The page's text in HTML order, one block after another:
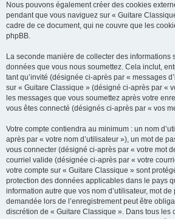
Nous pouvons également créer des cookies
pendant que vous naviguez sur « Guitare
cadre de ce document, qui ne couvre que les
phpBB.
La seconde manière de collecter des informations
données que vous nous soumettez. Cela inclut,
tant qu’invité (désignée ci-après par « messages
sur « Guitare Classique » (désigné ci-après par «
les messages que vous soumettez après votre
vous êtes connecté (désignés ci-après par « vos
Votre compte contiendra au minimum : un nom
après par « votre nom d’utilisateur »), un mot de
vous connecter (désigné ci-après par « votre mot
courriel valide (désignée ci-après par « votre
votre compte sur « Guitare Classique » sont
protection des données applicables dans le pays
information autre que vos nom d’utilisateur, mot de
demandée lors de l’enregistrement peut être
discrétion de « Guitare Classique ». Dans tous les